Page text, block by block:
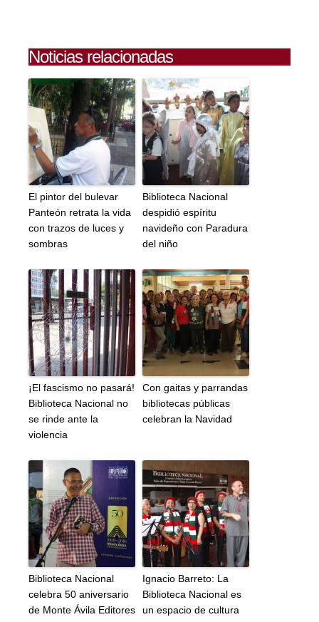
Noticias relacionadas
El pintor del bulevar
Panteón retrata la vida
con trazos de luces y
sombras
Biblioteca Nacional
despidió espíritu
navideño con Paradura
del niño
¡El fascismo no pasará!
Biblioteca Nacional no
se rinde ante la
violencia
Con gaitas y parrandas
bibliotecas públicas
celebran la Navidad
Biblioteca Nacional
celebra 50 aniversario
de Monte Ávila Editores
Ignacio Barreto: La
Biblioteca Nacional es
un espacio de cultura